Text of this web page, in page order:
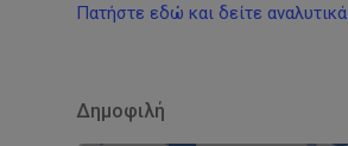
Πατήστε εδώ και δείτε αναλυτικά
Δημοφιλή